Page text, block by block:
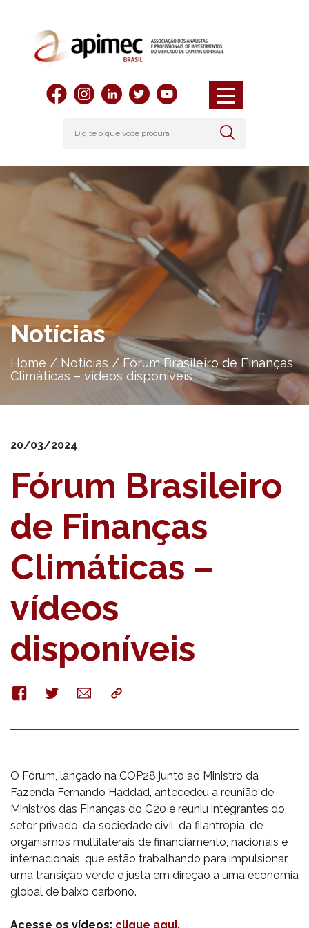
Notícias
Home / Notícias /Fórum Brasileiro de Finanças
Climáticas – vídeos disponíveis
20/03/2024
Fórum Brasileiro
de Finanças
Climáticas –
vídeos
disponíveis
FacebookTwitterE-
mail
Copy
O Fórum, lançado na COP28 junto ao Ministro da
Fazenda Fernando Haddad, antecedeu a reunião de
Ministros das Finanças do G20 e reuniu integrantes do
setor privado, da sociedade civil, da filantropia, de
organismos multilaterais de financiamento, nacionais e
internacionais, que estão trabalhando para impulsionar
uma transição verde e justa em direção a uma economia
global de baixo carbono.
Acesse os vídeos: clique aqui.